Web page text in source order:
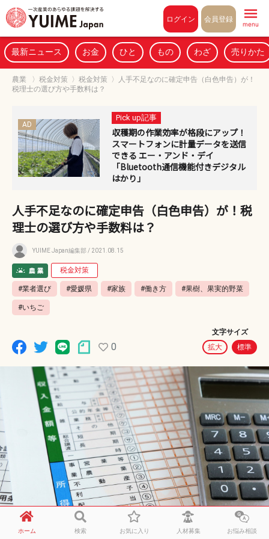
ログイン 会員登録
menu
最新ニュース お金 ひと もの わざ 売りかた
農業 〉 税金対策 〉 税金対策 〉
人手不足なのに確定申告（白色申告）が！
税理士の選び方や手数料は？
AD
Pick up記事
収穫期の作業効率が格段にアップ！
スマートフォンに計量データを送信
できる エー・アンド・デイ
「Bluetooth通信機能付きデジタル
はかり」
人手不足なのに確定申告（白色申告）が！税
理士の選び方や手数料は？
YUIME Japan編集部 / 2021.08.15
税金対策
#業者選び #愛媛県 #家族 #働き方 #果樹、果実的野菜
#いちご
0
文字サイズ
拡大
標準
ホーム 検索 お気に入り 人材募集 お悩み相談